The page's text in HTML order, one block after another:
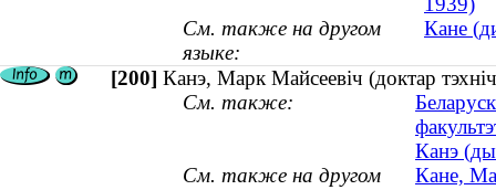
См. также на другом
языке:
Кане
[200] Канэ, Марк Майсеевіч (доктар
См. также:
Канэ
См. также на другом
Кане,